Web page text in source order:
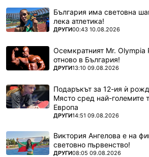
България има световна
лека атлетика!
ПОВЕЧЕ ОТ
ДРУГИ00:43 10.08.2026
Осемкратният Mr. Olympia
отново в България!
ПОВЕЧЕ ОТ
ДРУГИ13:10 09.08.2026
Подаръкът за 12-ия ѝ
Място сред най-големите
Европа
ПОВЕЧЕ ОТ
ДРУГИ14:51 09.08.2026
Виктория Ангелова е на
световно първенство!
ПОВЕЧЕ ОТ
ДРУГИ08:05 09.08.2026